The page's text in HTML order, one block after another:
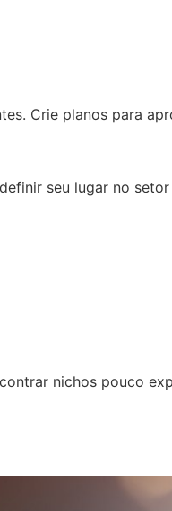
Crie planos para
seu lugar no
nichos pouco